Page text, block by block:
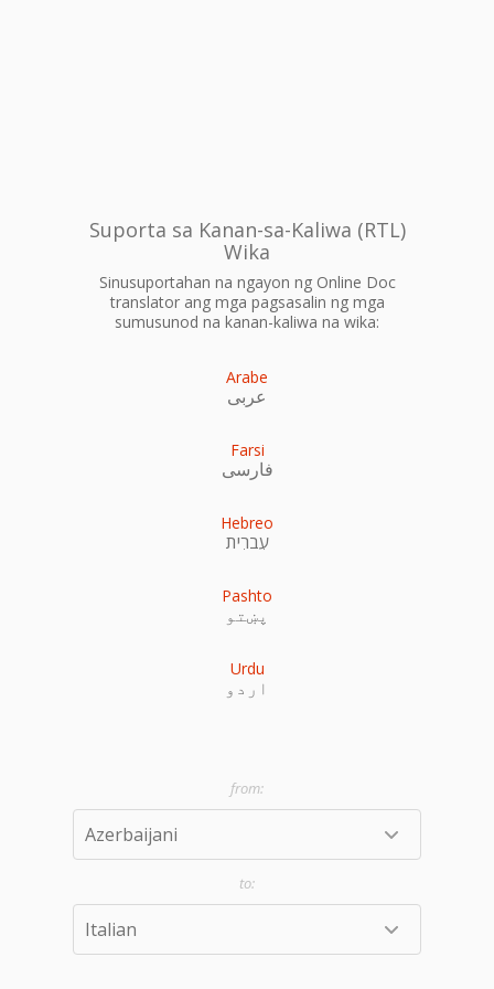
Suporta sa Kanan-sa-Kaliwa (RTL)
Wika
Sinusuportahan na ngayon ng Online Doc
translator ang mga pagsasalin ng mga
sumusunod na kanan-kaliwa na wika:
Arabe
عربى
Farsi
فارسی
Hebreo
עִברִית
Pashto
پښتو
Urdu
اردو